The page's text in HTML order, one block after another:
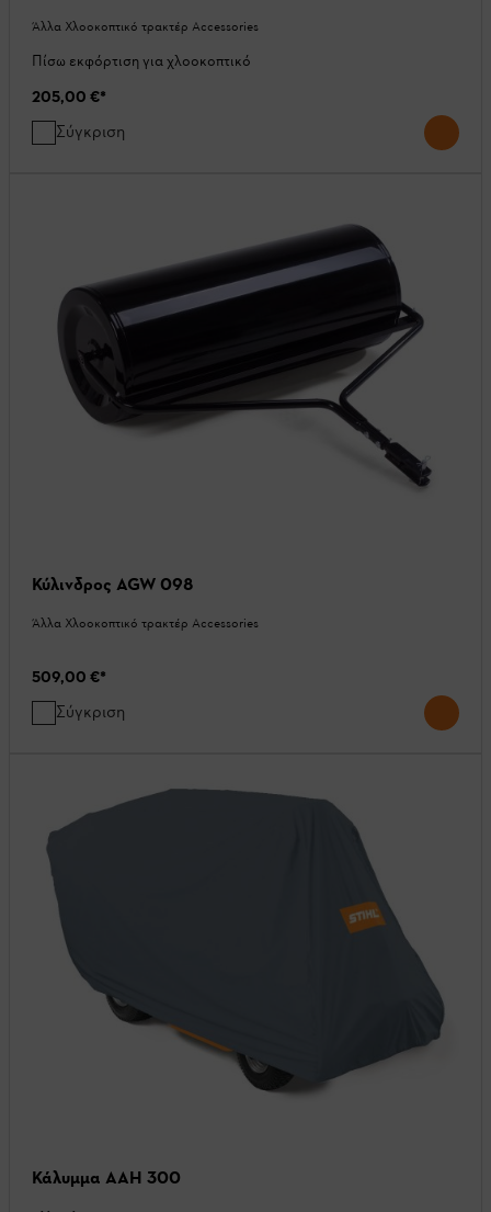
Άλλα Χλοοκοπτικό τρακτέρ Accessories
Πίσω εκφόρτιση για χλοοκοπτικό
205,00 €*
Σύγκριση
Κύλινδρος AGW 098
Άλλα Χλοοκοπτικό τρακτέρ Accessories
509,00 €*
Σύγκριση
Κάλυμμα AAH 300